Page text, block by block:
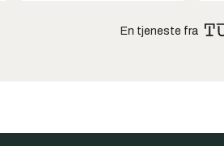
En tjeneste fra